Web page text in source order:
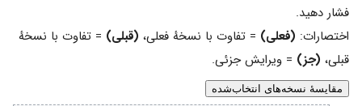
فشار دهید.
اختصارات: (فعلی) = تفاوت با نسخهٔ فعلی، (قبلی) = تفاوت با نسخهٔ
قبلی، (جز) = ویرایش جزئی.